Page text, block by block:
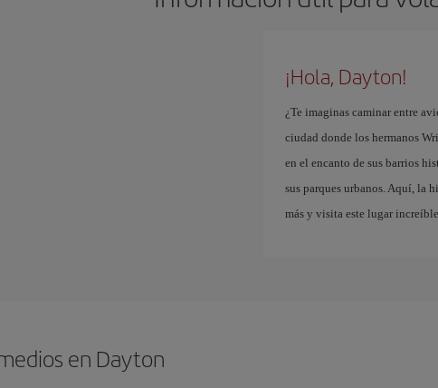
¡Hola, Dayton!
¿Te imaginas caminar entre
ciudad donde los hermanos
en el encanto de sus barrios
sus parques urbanos. Aquí, la
más y visita este lugar
en Dayton